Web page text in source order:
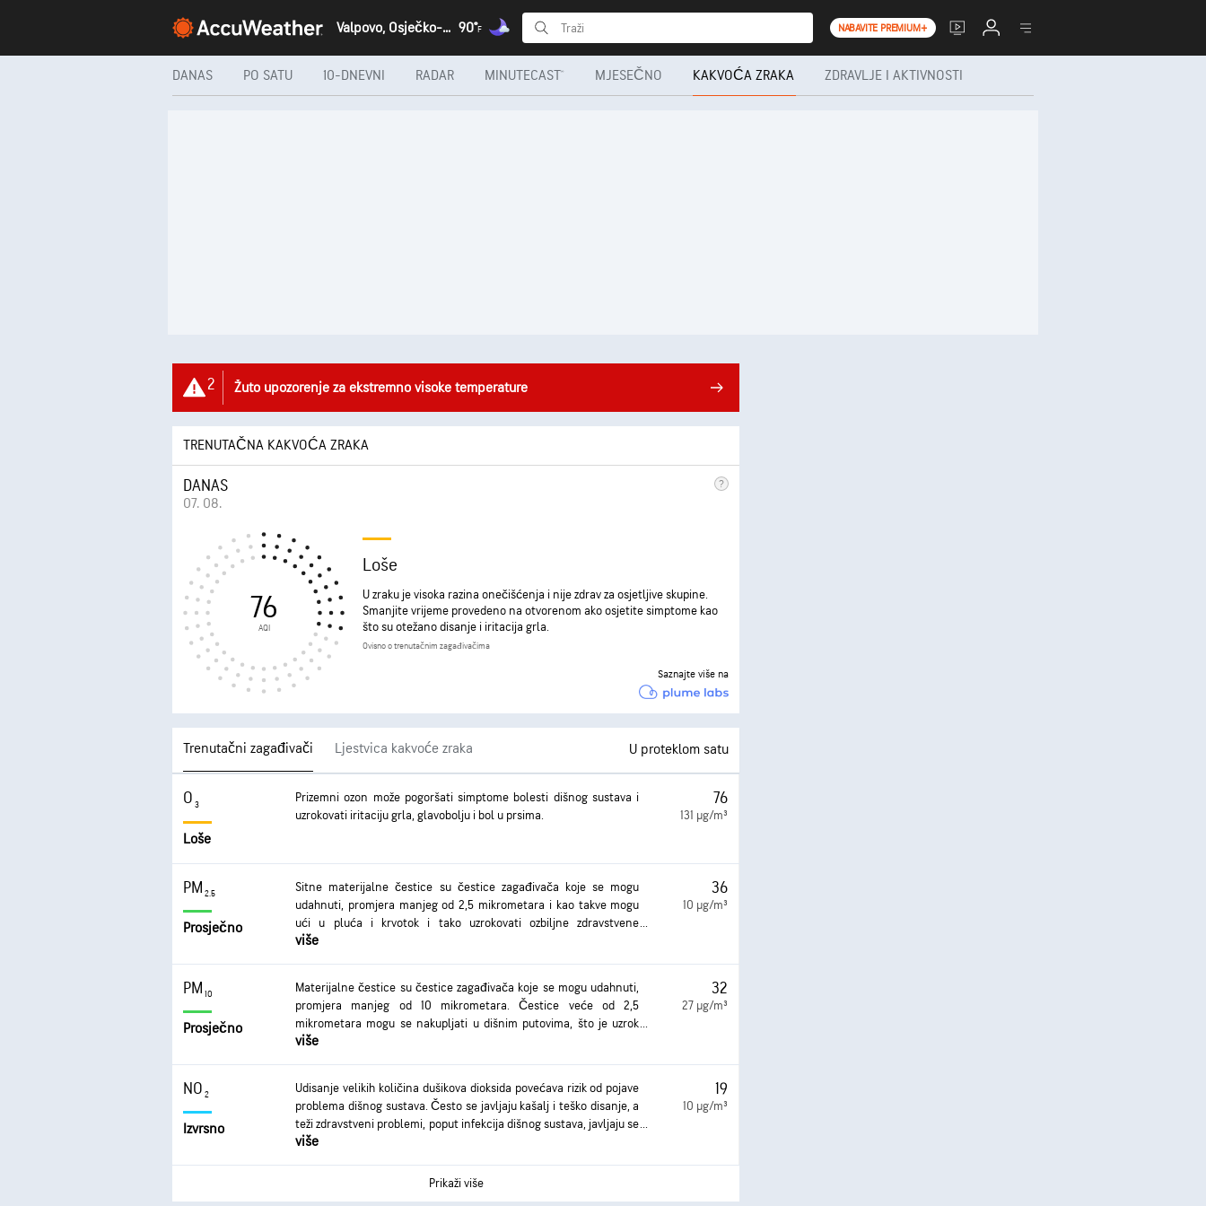
Valpovo, Osječko-baranjska 90°F NABAVITE PREMIUM+
DANAS PO SATU 10-DNEVNI RADAR MINUTECAST® MJESEČNO KAKVOĆA ZRAKA ZDRAVLJE I AKTIVNOSTI
2 Žuto upozorenje za ekstremno visoke temperature
TRENUTAČNA KAKVOĆA ZRAKA
DANAS
07. 08.
76
AQI
Loše
U zraku je visoka razina onečišćenja i nije zdrav za osjetljive skupine.
Smanjite vrijeme provedeno na otvorenom ako osjetite simptome kao
što su otežano disanje i iritacija grla.
Ovisno o trenutačnim zagađivačima
Saznajte više na
Trenutačni zagađivači Ljestvica kakvoće zraka U proteklom satu
O3
Loše
Prizemni ozon može pogoršati simptome bolesti dišnog sustava i
uzrokovati iritaciju grla, glavobolju i bol u prsima.
76
131 µg/m³
PM2.5
Prosječno
Sitne materijalne čestice su čestice zagađivača koje se mogu
udahnuti, promjera manjeg od 2,5 mikrometara i kao takve mogu
ući u pluća i krvotok i tako uzrokovati ozbiljne zdravstvene
probleme. Najteže će biti zahvaćeni pluća i srce. Izlaganje može
više
36
10 µg/m³
PM10
Prosječno
Materijalne čestice su čestice zagađivača koje se mogu udahnuti,
promjera manjeg od 10 mikrometara. Čestice veće od 2,5
mikrometara mogu se nakupljati u dišnim putovima, što je uzrok
zdravstvenih problema. Izlaganje istima dovodi do iritacije očiju i
posljedice.
više
32
27 µg/m³
NO2
Izvrsno
Udisanje velikih količina dušikova dioksida povećava rizik od pojave
problema dišnog sustava. Često se javljaju kašalj i teško disanje, a
teži zdravstveni problemi, poput infekcija dišnog sustava, javljaju se
prilikom dugotrajnijeg izlaganja.
više
19
10 µg/m³
Prikaži više